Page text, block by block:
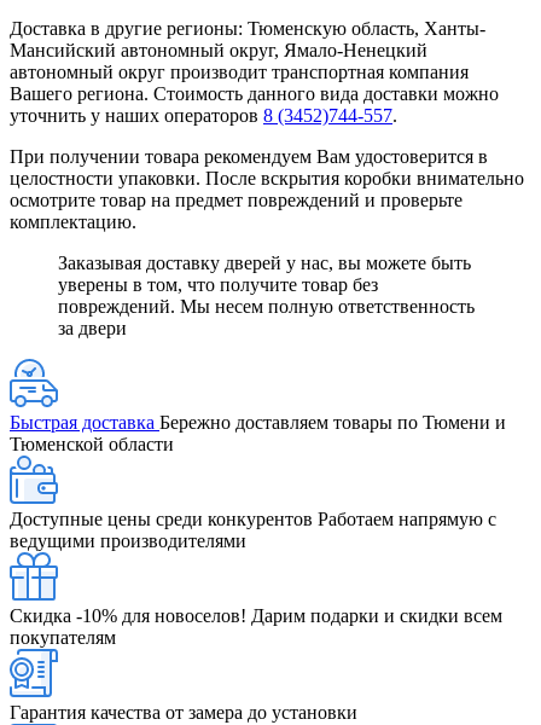
Доставка в другие регионы: Тюменскую область, Ханты-
Мансийский автономный округ, Ямало-Ненецкий
автономный округ производит транспортная компания
Вашего региона. Стоимость данного вида доставки можно
уточнить у наших операторов 8 (3452)744-557.
При получении товара рекомендуем Вам удостоверится в
целостности упаковки. После вскрытия коробки внимательно
осмотрите товар на предмет повреждений и проверьте
комплектацию.
Заказывая доставку дверей у нас, вы можете быть
уверены в том, что получите товар без
повреждений. Мы несем полную ответственность
за двери
Быстрая доставка Бережно доставляем товары по Тюмени и
Тюменской области
Доступные цены среди конкурентов Работаем напрямую с
ведущими производителями
Скидка -10% для новоселов! Дарим подарки и скидки всем
покупателям
Гарантия качества от замера до установки